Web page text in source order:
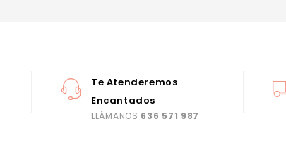
Te Atenderemos
Encantados
LLÁMANOS 636 571 987